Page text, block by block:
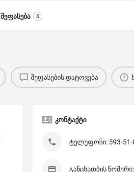
შეფასება 0
შეფასების დატოვება
კონტაქტი
ტელეფონი: 593-51-
განცხადბის